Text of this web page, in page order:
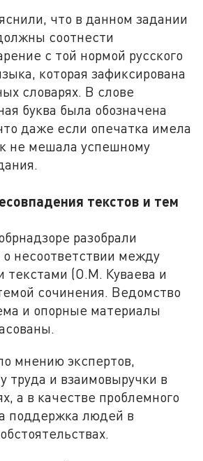
что в данном задании
соотнести
с той нормой русского
которая зафиксирована
словарях. В слове
буква была обозначена
даже если опечатка имела
не мешала успешному
текстов и тем
разобрали
несоответствии между
(О.М. Куваева и
сочинения. Ведомство
и опорные материалы
мнению экспертов,
труда и взаимовыручки в
а в качестве проблемного
поддержка людей в